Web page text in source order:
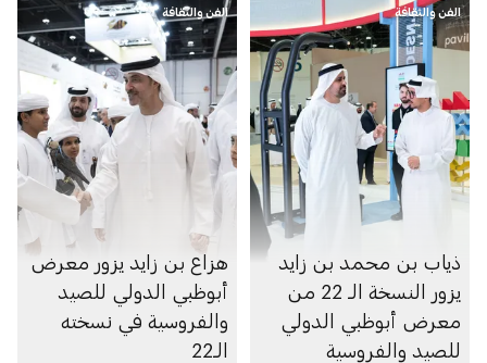
الفن والثقافة
ذياب بن محمد بن زايد
يزور النسخة الـ 22 من
معرض أبوظبي الدولي
للصيد والفروسية
الفن والثقافة
هزاع بن زايد يزور معرض
أبوظبي الدولي للصيد
والفروسية في نسخته
الـ22